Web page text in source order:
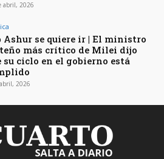
abril, 2026
Ashur se quiere ir | El ministro
más crítico de Milei dijo
su ciclo en el gobierno está
2026